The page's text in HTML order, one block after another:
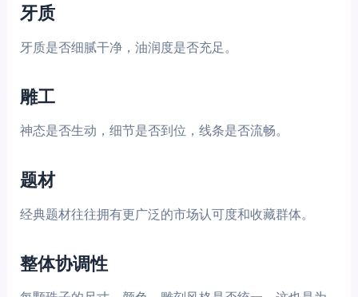
牙质
牙质是否细腻干净，油润度是否充足。
雕工
神态是否生动，细节是否到位，线条是否流畅。
题材
经典题材往往拥有更广泛的市场认可度和收藏群体。
整体协调性